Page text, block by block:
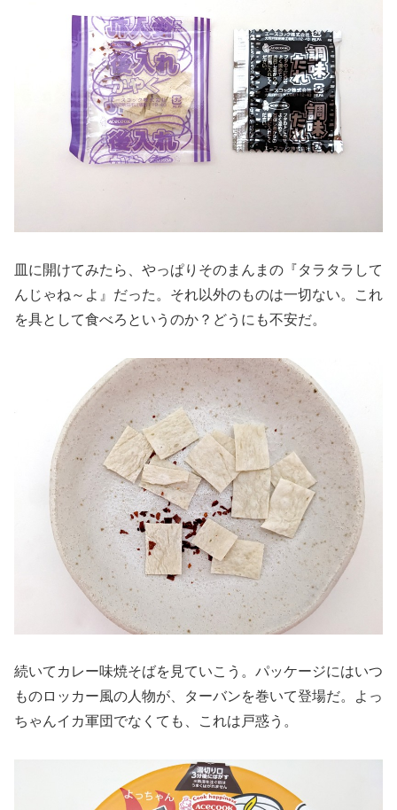
皿に開けてみたら、やっぱりそのまんまの『タラタラして
んじゃね～よ』だった。それ以外のものは一切ない。これ
を具として食べろというのか？どうにも不安だ。
続いてカレー味焼そばを見ていこう。パッケージにはいつ
ものロッカー風の人物が、ターバンを巻いて登場だ。よっ
ちゃんイカ軍団でなくても、これは戸惑う。